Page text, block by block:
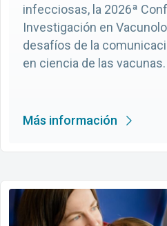
infecciosas, la 2026ª
Investigación en
desafíos de la
en ciencia de las vacunas.
Más información